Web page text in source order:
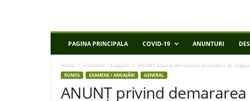
P
PAGINA PRINCIPALA COVID-19 ANUNTURI
Home Examene / angajări ANUNȚ privind demararea procedurii de
RUNOS EXAMENE / ANGAJĂRI GENERAL
ANUNȚ privind